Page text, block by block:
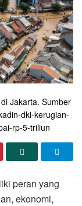
Jakarta. Sumber
dki-kerugian-
rp-5-triliun
peran yang
ekonomi,